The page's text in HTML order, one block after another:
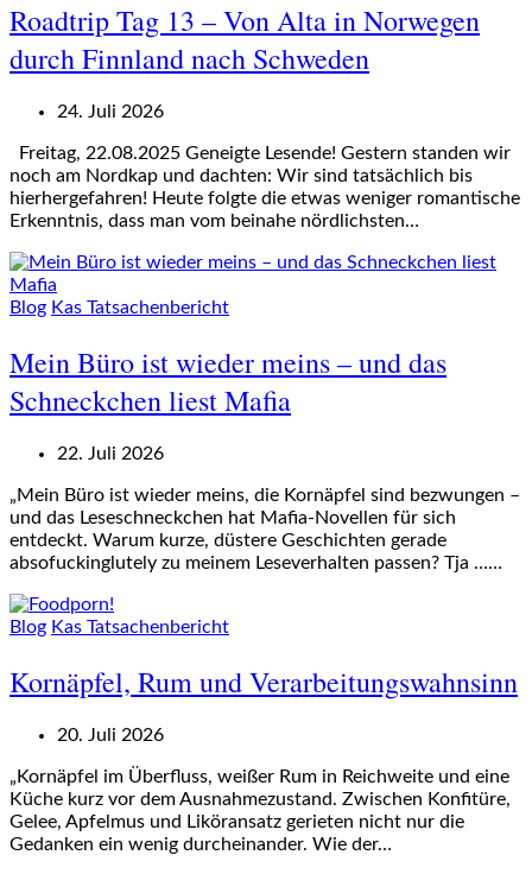
Roadtrip Tag 13 – Von Alta in Norwegen
durch Finnland nach Schweden
24. Juli 2026
Freitag, 22.08.2025 Geneigte Lesende! Gestern standen wir
noch am Nordkap und dachten: Wir sind tatsächlich bis
hierhergefahren! Heute folgte die etwas weniger romantische
Erkenntnis, dass man vom beinahe nördlichsten…
Blog Kas Tatsachenbericht
Mein Büro ist wieder meins – und das
Schneckchen liest Mafia
22. Juli 2026
„Mein Büro ist wieder meins, die Kornäpfel sind bezwungen –
und das Leseschneckchen hat Mafia-Novellen für sich
entdeckt. Warum kurze, düstere Geschichten gerade
absofuckinglutely zu meinem Leseverhalten passen? Tja ……
Blog Kas Tatsachenbericht
Kornäpfel, Rum und Verarbeitungswahnsinn
20. Juli 2026
„Kornäpfel im Überfluss, weißer Rum in Reichweite und eine
Küche kurz vor dem Ausnahmezustand. Zwischen Konfitüre,
Gelee, Apfelmus und Liköransatz gerieten nicht nur die
Gedanken ein wenig durcheinander. Wie der…